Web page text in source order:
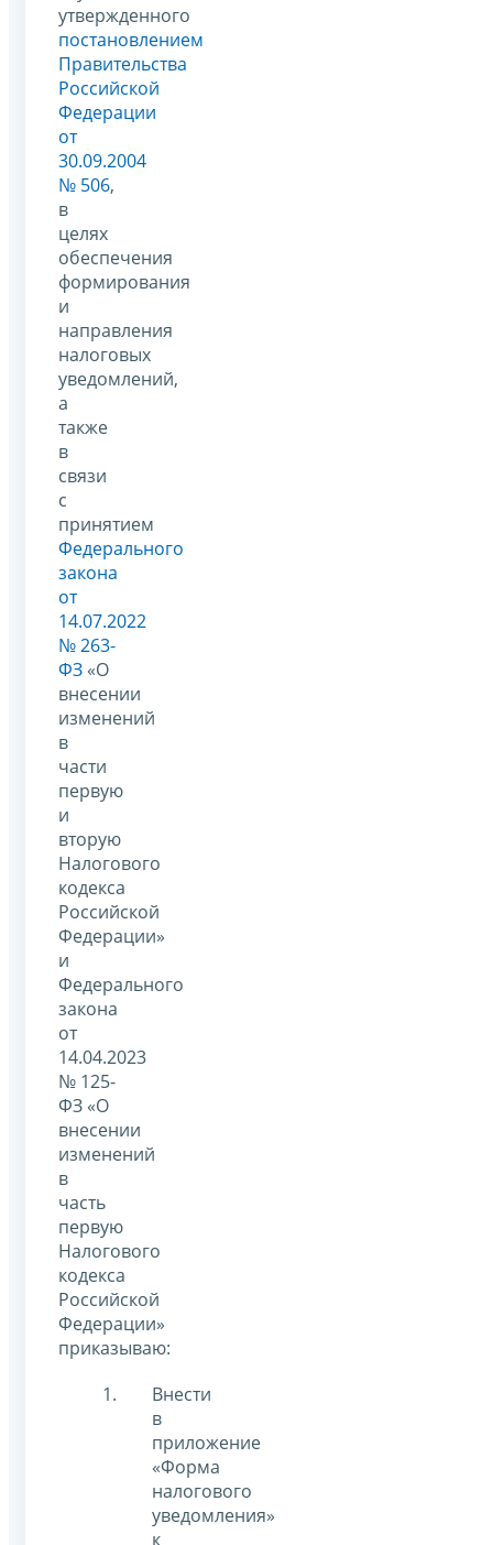
утвержденного
постановлением
Правительства
Российской
Федерации
от
30.09.2004
№ 506,
в
целях
обеспечения
формирования
и
направления
налоговых
уведомлений,
а
также
в
связи
с
принятием
Федерального
закона
от
14.07.2022
№ 263-
ФЗ «О
внесении
изменений
в
части
первую
и
вторую
Налогового
кодекса
Российской
Федерации»
и
Федерального
закона
от
14.04.2023
№ 125-
ФЗ «О
внесении
изменений
в
часть
первую
Налогового
кодекса
Российской
Федерации»
приказываю:
Внести
в
приложение
«Форма
налогового
уведомления»
к